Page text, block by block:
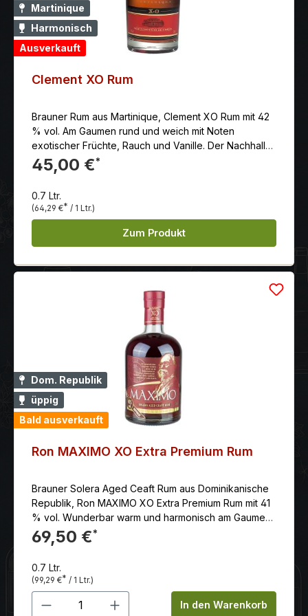
wurden 2001 verwirklicht. Während Sänger/Gitarrist
Michael Poulsen und Schlagzeuger Jon Larsen die
Grundlagen für die allerersten Volbeat-Songs in
Dänemark legten, begann die Diamond Distillery mit
Martinique
Harmonisch
Ausverkauft
Clement XO Rum
Brauner Rum aus Martinique, Clement XO Rum mit 42
% vol. Am Gaumen rund und weich mit Noten
exotischer Früchte, Rauch und Vanille. Der Nachhall
ist ebenfalls sehr lang, warm und fruchtig.
45,00 €*
0.7 Ltr.
(64,29 €* / 1 Ltr.)
Zum Produkt
Dom. Republik
üppig
Bald ausverkauft
Ron MAXIMO XO Extra Premium Rum
Brauner Solera Aged Ceaft Rum aus Dominikanische
Republik, Ron MAXIMO XO Extra Premium Rum mit 41
% vol. Wunderbar warm und harmonisch am Gaumen.
Eine perfekte Balance zwischen Alkohol, süße und
Eichenfassnoten.
69,50 €*
0.7 Ltr.
(99,29 €* / 1 Ltr.)
Produkt Anzahl: Gib denIn den Warenkorb